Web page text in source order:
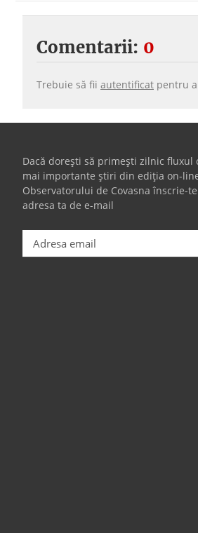
Comentarii: 0
Trebuie să fii autentificat pentru
Dacă dorești să primești zilnic fluxul
mai importante știri din ediția on-
Observatorului de Covasna înscrie-
adresa ta de e-mail